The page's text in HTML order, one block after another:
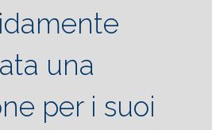
una
per i suoi